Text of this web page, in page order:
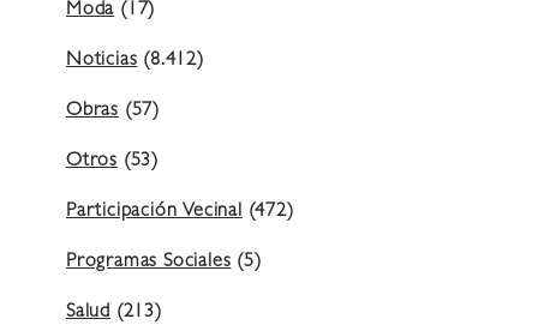
Moda(17)
Noticias(8.412)
Obras (57)
Otros (53)
Participación Vecinal(472)
Programas Sociales(5)
Salud (213)